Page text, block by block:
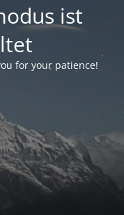
ist
for your patience!